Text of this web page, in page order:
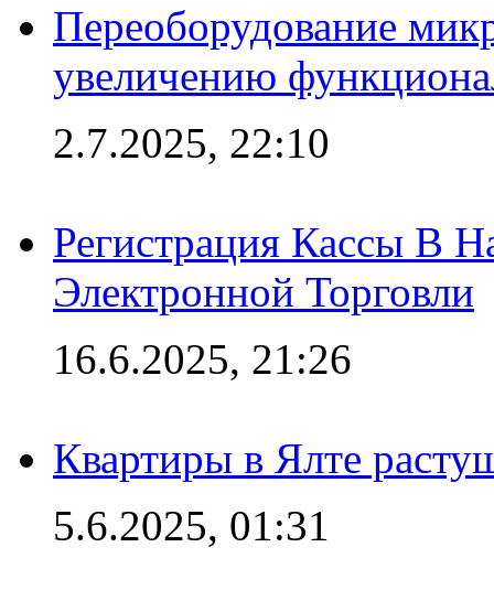
Переоборудование
увеличению
2.7.2025, 22:10
Регистрация Кассы В
Электронной Торговли
16.6.2025, 21:26
Квартиры в Ялте
5.6.2025, 01:31